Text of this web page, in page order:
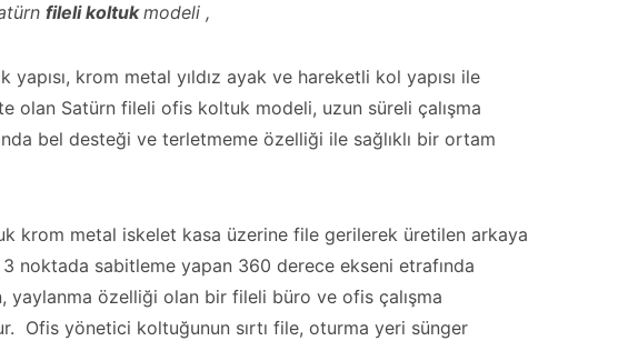
fileli koltukmodeli ,
yapısı, krom metal yıldız ayak ve hareketli kol yapısı ile
olan Satürn fileli ofis koltuk modeli, uzun süreli çalışma
bel desteği ve terletmeme özelliği ile sağlıklı bir ortam
krom metal iskelet kasa üzerine file gerilerek üretilen arkaya
3 noktada sabitleme yapan 360 derece ekseni etrafında
yaylanma özelliği olan bir fileli büro ve ofis çalışma
Ofis yönetici koltuğunun sırtı file, oturma yeri sünger